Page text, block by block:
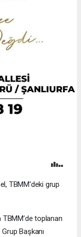
TBMM'deki grup
TBMM’de toplanan
Başkanı